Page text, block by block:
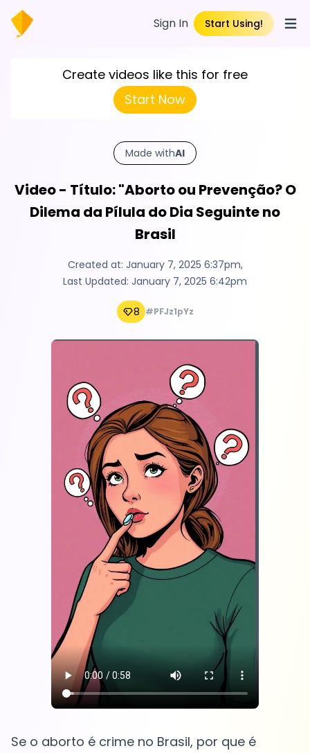
Sign In Start Using!
Create videos like this for free
Start Now
Made withAI
Video - Título: "Aborto ou Prevenção? O
Dilema da Pílula do Dia Seguinte no
Brasil
Created at: January 7, 2025 6:37pm,
Last Updated: January 7, 2025 6:42pm
8 #PFJz1pYz
Se o aborto é crime no Brasil, por que é